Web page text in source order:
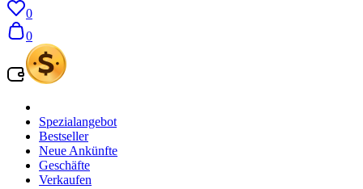
0
0
Spezialangebot
Bestseller
Neue Ankünfte
Geschäfte
Verkaufen